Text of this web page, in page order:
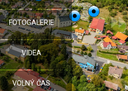
FOTOGALERIE
VIDEA
VOLNÝ ČAS